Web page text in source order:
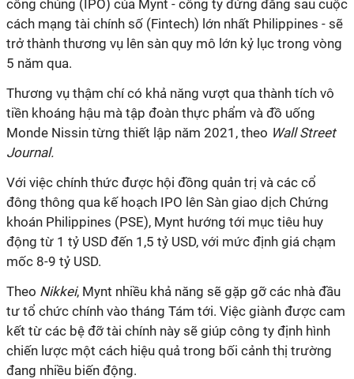
công chúng (IPO) của Mynt - công ty đứng đằng sau cuộc
cách mạng tài chính số (Fintech) lớn nhất Philippines - sẽ
trở thành thương vụ lên sàn quy mô lớn kỷ lục trong vòng
5 năm qua.
Thương vụ thậm chí có khả năng vượt qua thành tích vô
tiền khoáng hậu mà tập đoàn thực phẩm và đồ uống
Monde Nissin từng thiết lập năm 2021, theo Wall Street
Journal.
Với việc chính thức được hội đồng quản trị và các cổ
đông thông qua kế hoạch IPO lên Sàn giao dịch Chứng
khoán Philippines (PSE), Mynt hướng tới mục tiêu huy
động từ 1 tỷ USD đến 1,5 tỷ USD, với mức định giá chạm
mốc 8-9 tỷ USD.
Theo Nikkei, Mynt nhiều khả năng sẽ gặp gỡ các nhà đầu
tư tổ chức chính vào tháng Tám tới. Việc giành được cam
kết từ các bệ đỡ tài chính này sẽ giúp công ty định hình
chiến lược một cách hiệu quả trong bối cảnh thị trường
đang nhiều biến động.